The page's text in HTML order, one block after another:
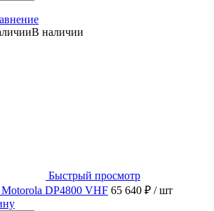
В наличии
Быстрый просмотр
DP4800 VHF 65 640 ₽ / шт